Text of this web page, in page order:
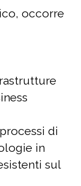
occorre
di
in
sul